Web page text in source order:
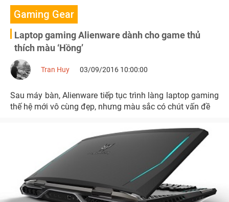
Gaming Gear
Laptop gaming Alienware dành cho game thủ
thích màu ‘Hồng’
Tran Huy 03/09/2016 10:00:00
Sau máy bàn, Alienware tiếp tục trình làng laptop gaming
thế hệ mới vô cùng đẹp, nhưng màu sắc có chút vấn đề